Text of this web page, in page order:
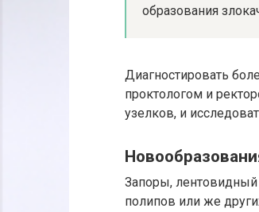
образования
Диагностировать
проктологом и
узелков, и
Запоры, лентовидный
полипов или же